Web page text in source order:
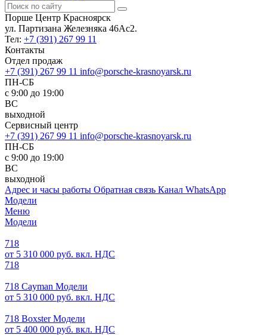
Порше Центр Красноярск
ул. Партизана Железняка 46Ас2.
Тел: +7 (391) 267 99 11
Контакты
Отдел продаж
+7 (391) 267 99 11 info@porsche-krasnoyarsk.ru
ПН-СБ
c 9:00 до 19:00
ВС
выходной
Сервисный центр
+7 (391) 267 99 11 info@porsche-krasnoyarsk.ru
ПН-СБ
с 9:00 до 19:00
ВС
выходной
Адрес и часы работы Обратная связь Канал WhatsApp
Модели
Меню
Модели
718
от 5 310 000 руб. вкл. НДС
718
718 Cayman Модели
от 5 310 000 руб. вкл. НДС
718 Boxster Модели
от 5 400 000 руб. вкл. НДС